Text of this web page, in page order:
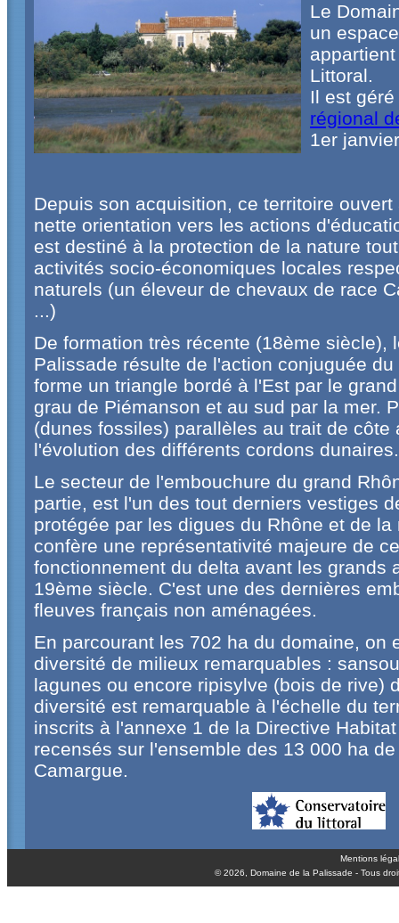
Le
un
Littoral.
Il est
régional
1er
Depuis son acquisition, ce territoire
nette orientation vers les actions
est destiné à la protection de la nature
activités socio-économiques locales
naturels (un éleveur de chevaux de race
...)
De formation très récente (18ème siècle),
Palissade résulte de l'action conjuguée
forme un triangle bordé à l'Est par le
grau de Piémanson et au sud par la mer.
(dunes fossiles) parallèles au trait de côte
l'évolution des différents cordons dunaires.
Le secteur de l'embouchure du grand
partie, est l'un des tout derniers vestiges
protégée par les digues du Rhône et de
confère une représentativité majeure de
fonctionnement du delta avant les grands
19ème siècle. C'est une des dernières
fleuves français non aménagées.
En parcourant les 702 ha du domaine, on
diversité de milieux remarquables :
lagunes ou encore ripisylve (bois de rive)
diversité est remarquable à l'échelle du
inscrits à l'annexe 1 de la Directive
recensés sur l'ensemble des 13 000 ha
Camargue.
Mentions
© 2026, Domaine de la Palissade - Tous